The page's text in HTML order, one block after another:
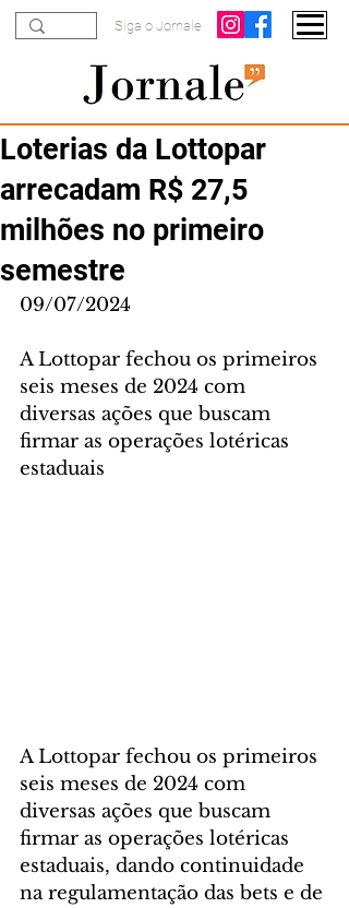
Siga o Jornale
Loterias da Lottopar
arrecadam R$ 27,5
milhões no primeiro
semestre
09/07/2024
A Lottopar fechou os primeiros
seis meses de 2024 com
diversas ações que buscam
firmar as operações lotéricas
estaduais
A Lottopar fechou os primeiros
seis meses de 2024 com
diversas ações que buscam
firmar as operações lotéricas
estaduais, dando continuidade
na regulamentação das bets e de